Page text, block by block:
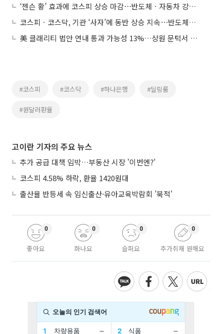
‘젠슨 황’ 효과에 코스피 상승 마감⋯반도체ㆍ자동차 강세에 5600선 수성
코스피ㆍ코스닥, 기관 ‘사자’에 동반 상승 지속⋯반도체ㆍ자동차 강세 주도
美 클래리티 법안 연내 통과 가능성 13%…상원 문턱서 제동
#코스피 #코스닥 #하나은행 #딜링룸
#원달러환율
고이란 기자의 주요 뉴스
추가 공급 대책 임박…부동산 시장 '이번엔?'
코스피 4.58% 하락, 환율 1420원대
출산율 반등세 속 임신출산·유아교육박람회 '북적'
좋아요
0
화나요
0
슬퍼요
0
추가취재 원해요
0